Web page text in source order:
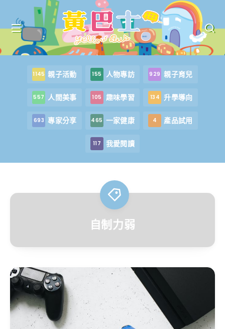
1145 親子活動 155 人物專訪 929 親子育兒
557 人間美事 105 趣味學習 134 升學導向
693 專家分享 465 一家健康 4 產品試用
117 我愛閱讀
自制力弱